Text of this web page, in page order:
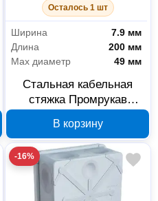
Осталось 1 шт
Ширина
7.9 мм
Длина
200 мм
Max диаметр
49 мм
Стальная кабельная
стяжка Промрукав
В корзину
-16%